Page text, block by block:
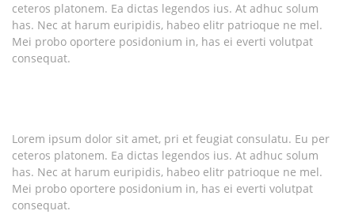
ceteros platonem. Ea dictas legendos ius. At adhuc solum
has. Nec at harum euripidis, habeo elitr patrioque ne mel.
Mei probo oportere posidonium in, has ei everti volutpat
consequat.
Lorem ipsum dolor sit amet, pri et feugiat consulatu. Eu per
ceteros platonem. Ea dictas legendos ius. At adhuc solum
has. Nec at harum euripidis, habeo elitr patrioque ne mel.
Mei probo oportere posidonium in, has ei everti volutpat
consequat.